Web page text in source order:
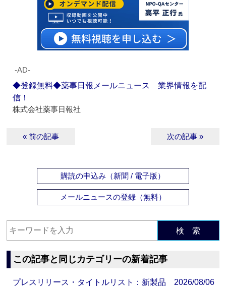
‐AD‐
◆登録無料◆薬事日報メールニュース 業界情報を配
信！
株式会社薬事日報社
« 前の記事 次の記事 »
購読の申込み（新聞 / 電子版）
メールニュースの登録（無料）
検 索
この記事と同じカテゴリーの新着記事
プレスリリース・タイトルリスト：新製品 2026/08/06